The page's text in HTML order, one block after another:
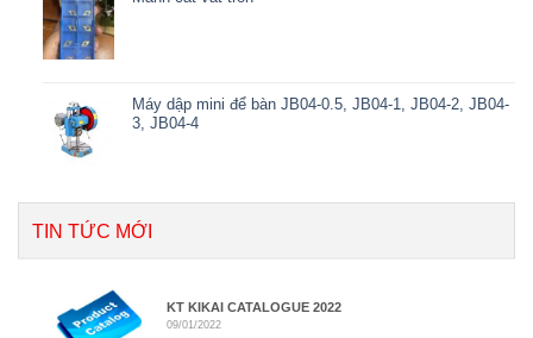
Máy dập mini để bàn JB04-0.5, JB04-1, JB04-2, JB04-
3, JB04-4
TIN TỨC MỚI
KT KIKAI CATALOGUE 2022
09/01/2022